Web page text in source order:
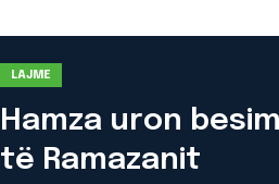
LAJME
Hamza uron
të Ramazanit